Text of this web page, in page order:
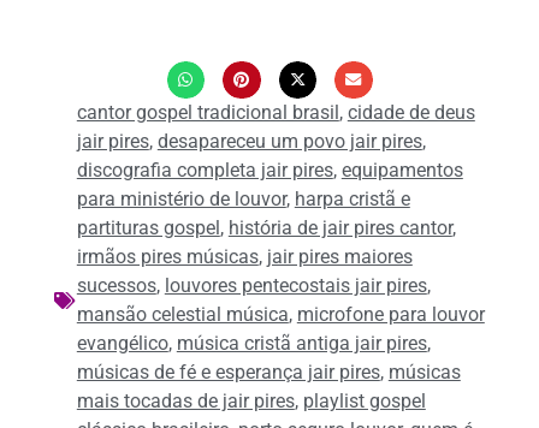
cantor gospel tradicional brasil , cidade de deus
jair pires, desapareceu um povo jair pires,
discografia completa jair pires, equipamentos
para ministério de louvor, harpa cristã e
partituras gospel , história de jair pires cantor,
irmãos pires músicas, jair pires maiores
sucessos, louvores pentecostais jair pires,
mansão celestial música, microfone para louvor
evangélico, música cristã antiga jair pires,
músicas de fé e esperança jair pires, músicas
mais tocadas de jair pires, playlist gospel